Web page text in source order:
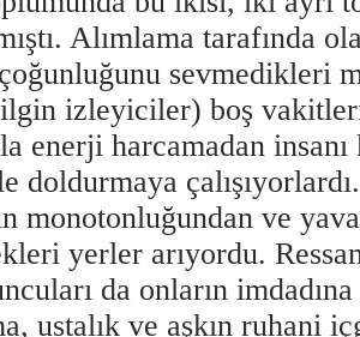
Alımlama tarafında
sevmedikleri
izleyiciler) boş
enerji harcamadan
doldurmaya
monotonluğundan ve
yerler arıyordu.
da onların
ustalık ve aşkın ruhani